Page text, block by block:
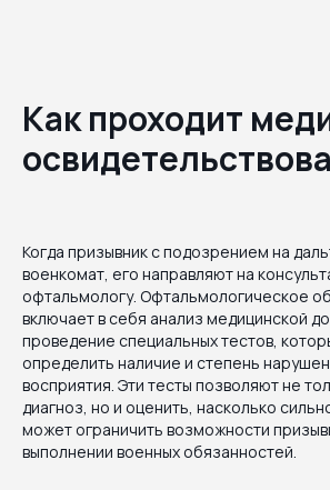
Как проходит
Когда призывник с подозрением на
военкомат, его направляют на
офтальмологу. Офтальмологическое
включает в себя анализ медицинской
проведение специальных тестов,
определить наличие и степень
восприятия. Эти тесты позволяют не
диагноз, но и оценить, насколько
может ограничить возможности
выполнении военных обязанностей.